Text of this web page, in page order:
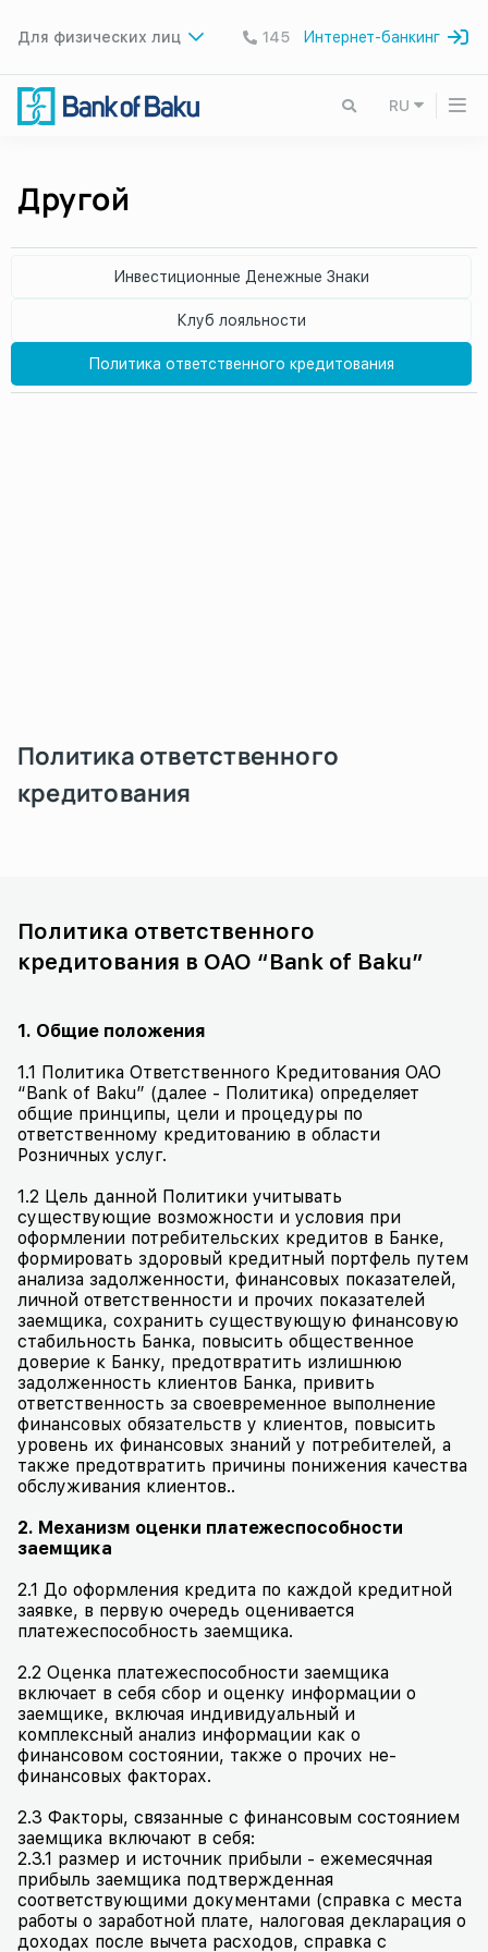
Для физических лиц 145 Интернет-банкинг
RU
Другой
Инвестиционные Денежные Знаки
Клуб лояльности
Политика ответственного кредитования
Политика ответственного
кредитования
Политика ответственного
кредитования в ОАО “Bank of Baku”
1. Общие положения
1.1 Политика Ответственного Кредитования ОАО
“Bank of Baku” (далее - Политика) определяет
общие принципы, цели и процедуры по
ответственному кредитованию в области
Розничных услуг.
1.2 Цель данной Политики учитывать
существующие возможности и условия при
оформлении потребительских кредитов в Банке,
формировать здоровый кредитный портфель путем
анализа задолженности, финансовых показателей,
личной ответственности и прочих показателей
заемщика, сохранить существующую финансовую
стабильность Банка, повысить общественное
доверие к Банку, предотвратить излишнюю
задолженность клиентов Банка, привить
ответственность за своевременное выполнение
финансовых обязательств у клиентов, повысить
уровень их финансовых знаний у потребителей, а
также предотвратить причины понижения качества
обслуживания клиентов..
2. Механизм оценки платежеспособности
заемщика
2.1 До оформления кредита по каждой кредитной
заявке, в первую очередь оценивается
платежеспособность заемщика.
2.2 Оценка платежеспособности заемщика
включает в себя сбор и оценку информации о
заемщике, включая индивидуальный и
комплексный анализ информации как о
финансовом состоянии, также о прочих не-
финансовых факторах.
2.3 Факторы, связанные с финансовым состоянием
заемщика включают в себя:
2.3.1 размер и источник прибыли - ежемесячная
прибыль заемщика подтвержденная
соответствующими документами (справка с места
работы о заработной плате, налоговая декларация о
доходах после вычета расходов, справка с